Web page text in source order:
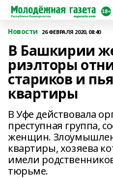
Новости 26 ФЕВРАЛЯ 2020, 08:40
В Башкирии
риэлторы
стариков и
квартиры
В Уфе действовала
преступная группа,
женщин.
квартиры, хозяева
имели
тюрьме.